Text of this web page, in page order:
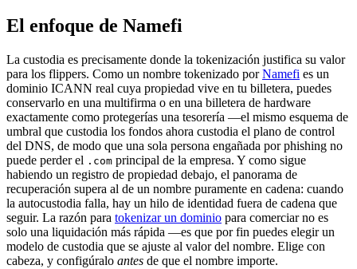
El enfoque de Namefi
La custodia es precisamente donde la tokenización justifica su valor
para los flippers. Como un nombre tokenizado porNamefi es un
dominio ICANN real cuya propiedad vive en tu billetera, puedes
conservarlo en una multifirma o en una billetera de hardware
exactamente como protegerías una tesorería —el mismo esquema de
umbral que custodia los fondos ahora custodia el plano de control
del DNS, de modo que una sola persona engañada por phishing no
puede perder el .com principal de la empresa. Y como sigue
habiendo un registro de propiedad debajo, el panorama de
recuperación supera al de un nombre puramente en cadena: cuando
la autocustodia falla, hay un hilo de identidad fuera de cadena que
seguir. La razón para tokenizar un dominio para comerciar no es
solo una liquidación más rápida —es que por fin puedes elegir un
modelo de custodia que se ajuste al valor del nombre. Elige con
cabeza, y configúralo antes de que el nombre importe.